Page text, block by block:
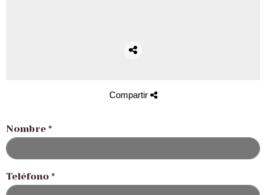
Compartir
Nombre *
Teléfono *